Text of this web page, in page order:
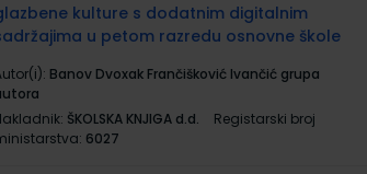
kulture s dodatnim digitalnim
u petom razredu osnovne škole
Banov Dvoxak Frančišković Ivančić grupa
ŠKOLSKA KNJIGA d.d.
Registarski broj
6027